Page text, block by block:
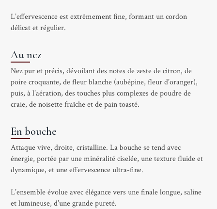
L’effervescence est extrêmement fine, formant un cordon
délicat et régulier.
Au nez
Nez pur et précis, dévoilant des notes de zeste de citron, de
poire croquante, de fleur blanche (aubépine, fleur d’oranger),
puis, à l’aération, des touches plus complexes de poudre de
craie, de noisette fraîche et de pain toasté.
En bouche
Attaque vive, droite, cristalline. La bouche se tend avec
énergie, portée par une minéralité ciselée, une texture fluide et
dynamique, et une effervescence ultra-fine.
L’ensemble évolue avec élégance vers une finale longue, saline
et lumineuse, d’une grande pureté.